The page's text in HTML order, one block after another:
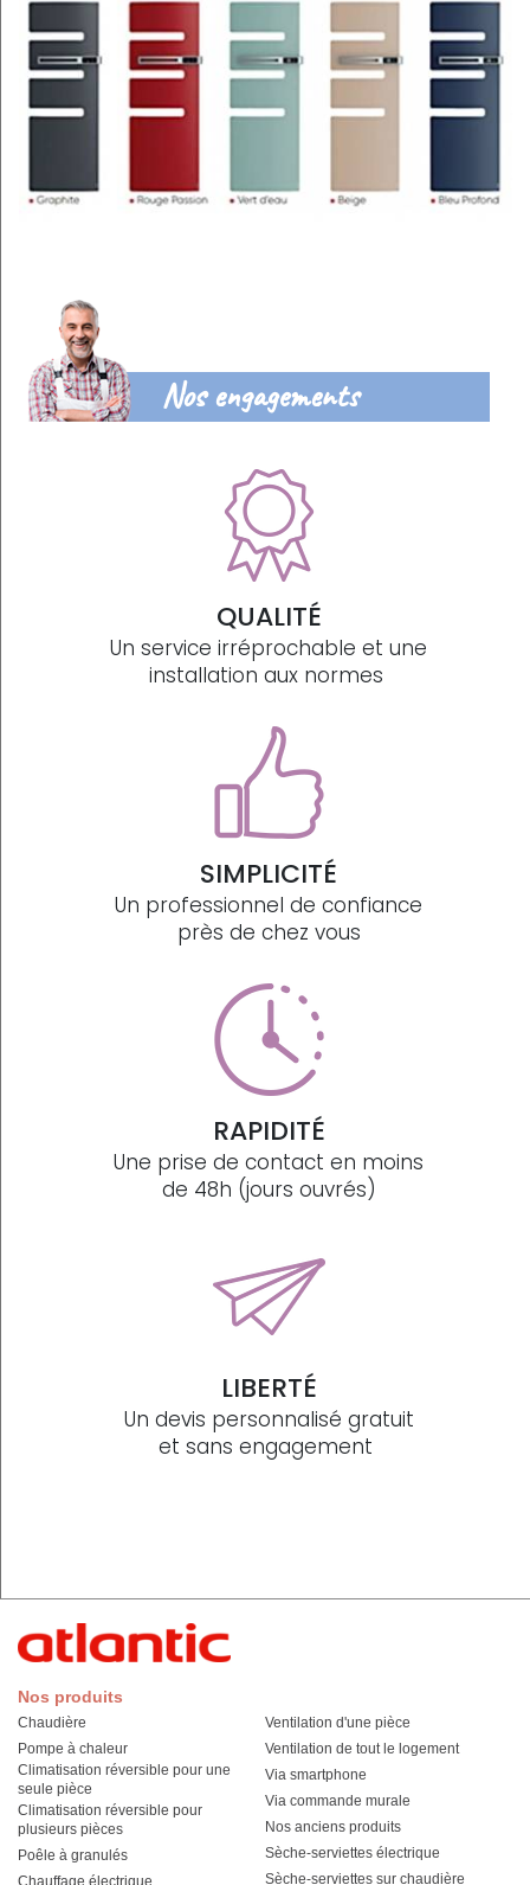
Nos engagements
QUALITÉ
Un service irréprochable et une
installation aux normes
SIMPLICITÉ
Un professionnel de confiance
près de chez vous
RAPIDITÉ
Une prise de contact en moins
de 48h (jours ouvrés)
LIBERTÉ
Un devis personnalisé gratuit
et sans engagement
Nos produits
Chaudière
Pompe à chaleur
Climatisation réversible pour une
seule pièce
Climatisation réversible pour
plusieurs pièces
Poêle à granulés
Chauffage électrique
Ventilation d'une pièce
Ventilation de tout le logement
Via smartphone
Via commande murale
Nos anciens produits
Sèche-serviettes électrique
Sèche-serviettes sur chaudière